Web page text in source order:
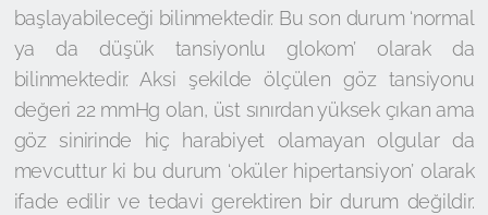
başlayabileceği bilinmektedir. Bu son durum ‘normal
ya da düşük tansiyonlu glokom’ olarak da
bilinmektedir. Aksi şekilde ölçülen göz tansiyonu
değeri 22 mmHg olan, üst sınırdan yüksek çıkan ama
göz sinirinde hiç harabiyet olamayan olgular da
mevcuttur ki bu durum ‘oküler hipertansiyon’ olarak
ifade edilir ve tedavi gerektiren bir durum değildir.